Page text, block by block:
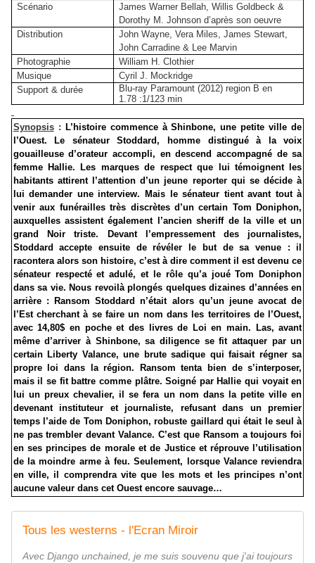
Scénario
James Warner Bellah, Willis Goldbeck &
Dorothy M. Johnson d’après son oeuvre
Distribution
John Wayne, Vera Miles, James Stewart,
John Carradine & Lee Marvin
Photographie
William H. Clothier
Musique
Cyril J. Mockridge
Support & durée
Blu-ray Paramount (2012) region B en
1.78 :1/123 min
Synopsis: L’histoire commence à Shinbone, une petite ville de
l’Ouest. Le sénateur Stoddard, homme distingué à la voix
gouailleuse d’orateur accompli, en descend accompagné de sa
femme Hallie. Les marques de respect que lui témoignent les
habitants attirent l’attention d’un jeune reporter qui se décide à
lui demander une interview. Mais le sénateur tient avant tout à
venir aux funérailles très discrètes d’un certain Tom Doniphon,
auxquelles assistent également l’ancien sheriff de la ville et un
grand Noir triste. Devant l’empressement des journalistes,
Stoddard accepte ensuite de révéler le but de sa venue : il
racontera alors son histoire, c’est à dire comment il est devenu ce
sénateur respecté et adulé, et le rôle qu’a joué Tom Doniphon
dans sa vie. Nous revoilà plongés quelques dizaines d’années en
arrière : Ransom Stoddard n’était alors qu’un jeune avocat de
l’Est cherchant à se faire un nom dans les territoires de l’Ouest,
avec 14,80$ en poche et des livres de Loi en main. Las, avant
même d’arriver à Shinbone, sa diligence se fit attaquer par un
certain Liberty Valance, une brute sadique qui faisait régner sa
propre loi dans la région. Ransom tenta bien de s’interposer,
mais il se fit battre comme plâtre. Soigné par Hallie qui voyait en
lui un preux chevalier, il se fera un nom dans la petite ville en
devenant instituteur et journaliste, refusant dans un premier
temps l’aide de Tom Doniphon, robuste gaillard qui était le seul à
ne pas trembler devant Valance. C’est que Ransom a toujours foi
en ses principes de morale et de Justice et réprouve l’utilisation
de la moindre arme à feu. Seulement, lorsque Valance reviendra
en ville, il comprendra vite que les mots et les principes n’ont
aucune valeur dans cet Ouest encore sauvage…
Tous les westerns - l'Ecran Miroir
Avec Django unchained, je me suis souvenu que j'ai toujours